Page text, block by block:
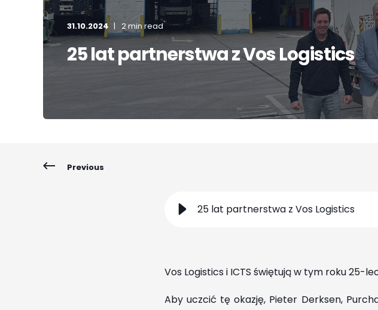
31.10.2024 2 min read
25 lat partnerstwa z Vos Logistics
Previous
25 lat partnerstwa z Vos Logistics
Vos Logistics i ICTS świętują w tym roku 25-
Aby uczcić tę okazję, Pieter Derksen,